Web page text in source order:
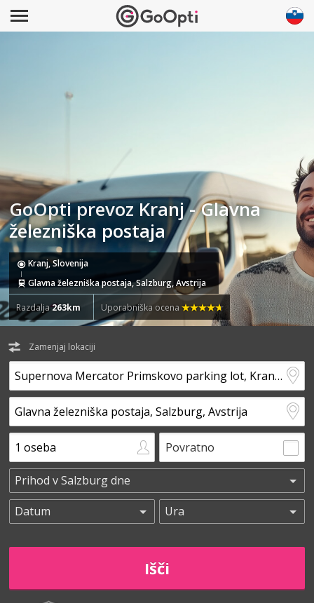
GoOpti prevoz Kranj - Glavna
železniška postaja
Kranj, Slovenija
Glavna železniška postaja, Salzburg, Avstrija
Razdalja263km Uporabniška ocena
Zamenjaj lokaciji
Povratno